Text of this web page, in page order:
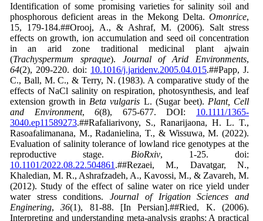
Identification of some promising varieties for salinity soil and
phosphorous deficient areas in the Mekong Delta. Omonrice,
15, 179-184.##Orooj, A., & Ashraf, M. (2006). Salt stress
effects on growth, ion accumulation and seed oil concentration
in an arid zone traditional medicinal plant ajwain
(Trachyspermum spraque). Journal of Arid Environments,
64(2), 209-220. doi: 10.1016/j.jaridenv.2005.04.015.##Papp, J.
C., Ball, M. C., & Terry, N. (1983). A comparative study of the
effects of NaCl salinity on respiration, photosynthesis, and leaf
extension growth in Beta vulgaris L. (Sugar beet). Plant, Cell
and Environment,6(8), 675-677. DOI: 10.1111/1365-
3040.ep11589273.##Rafaliarivony, S., Ranarijaona, H. L. T.,
Rasoafalimanana, M., Radanielina, T., & Wissuwa, M. (2022).
Evaluation of salinity tolerance of lowland rice genotypes at the
reproductive stage. BioRxiv, 1-25. doi:
10.1101/2022.08.22.504861 .##Rezaei, M., Davatgar, N.,
Khaledian, M. R., Ashrafzadeh, A., Kavossi, M., & Zavareh, M.
(2012). Study of the effect of saline water on rice yield under
water stress conditions.Journal of Irigation Sciences and
Enginering,36(1), 81-88. [In Persian].##Ried, K. (2006).
Interpreting and understanding meta-analysis graphs: A practical